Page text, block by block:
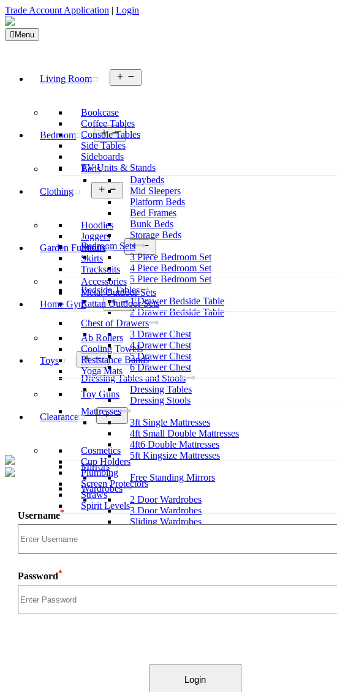
Trade Account Application | Login
Menu
Living Room
Bookcase
Coffee Tables
Console Tables
Side Tables
Sideboards
TV Units & Stands
Bedroom
Beds
Daybeds
Mid Sleepers
Platform Beds
Bed Frames
Bunk Beds
Storage Beds
Bedroom Sets
3 Piece Bedroom Set
4 Piece Bedroom Set
5 Piece Bedroom Set
Bedside Tables
1 Drawer Bedside Table
2 Drawer Bedside Table
Chest of Drawers
3 Drawer Chest
4 Drawer Chest
5 Drawer Chest
6 Drawer Chest
Dressing Tables and Stools
Dressing Tables
Dressing Stools
Mattresses
3ft Single Mattresses
4ft Small Double Mattresses
4ft6 Double Mattresses
5ft Kingsize Mattresses
Mirrors
Free Standing Mirrors
Wardrobes
2 Door Wardrobes
3 Door Wardrobes
Sliding Wardrobes
Clothing
Hoodies
Joggers
Shorts
Skirts
Tracksuits
Garden Furniture
Accessories
Metal Outdoor Sets
Rattan Outdoor Sets
Home Gym
Ab Rollers
Cooling Towels
Resistance Bands
Yoga Mats
Toys
Toy Guns
Clearance
Cosmetics
Cup Holders
Plumbing
Screen Protectors
Straws
Spirit Levels
Username*
Password*